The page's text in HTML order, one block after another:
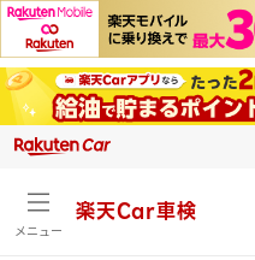
メニュー
楽天Car車検